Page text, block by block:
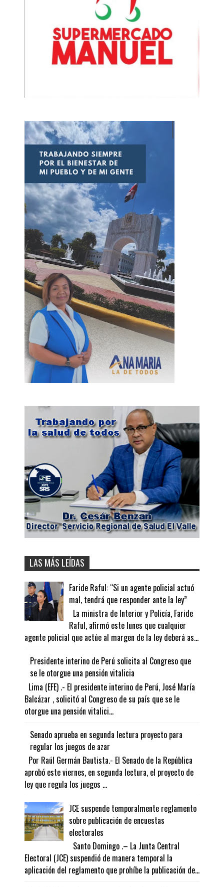
LAS MÁS LEÍDAS
Faride Raful: “Si un agente policial actuó
mal, tendrá que responder ante la ley”
La ministra de Interior y Policía, Faride
Raful, afirmó este lunes que cualquier
agente policial que actúe al margen de la ley deberá as...
Presidente interino de Perú solicita al Congreso que
se le otorgue una pensión vitalicia
Lima (EFE) .- El presidente interino de Perú, José María
Balcázar , solicitó al Congreso de su país que se le
otorgue una pensión vitalici...
Senado aprueba en segunda lectura proyecto para
regular los juegos de azar
Por Raúl Germán Bautista.- El Senado de la República
aprobó este viernes, en segunda lectura, el proyecto de
ley que regula los juegos ...
JCE suspende temporalmente reglamento
sobre publicación de encuestas
electorales
Santo Domingo .– La Junta Central
Electoral (JCE) suspendió de manera temporal la
aplicación del reglamento que prohíbe la publicación de...